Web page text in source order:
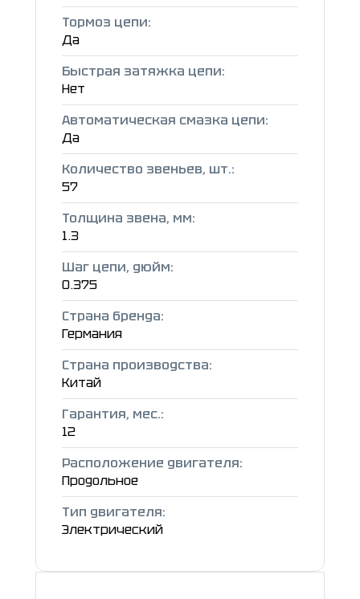
Тормоз цепи:
Да
Быстрая затяжка цепи:
Нет
Автоматическая смазка цепи:
Да
Количество звеньев, шт.:
57
Толщина звена, мм:
1.3
Шаг цепи, дюйм:
0.375
Страна бренда:
Германия
Страна производства:
Китай
Гарантия, мес.:
12
Расположение двигателя:
Продольное
Тип двигателя:
Электрический